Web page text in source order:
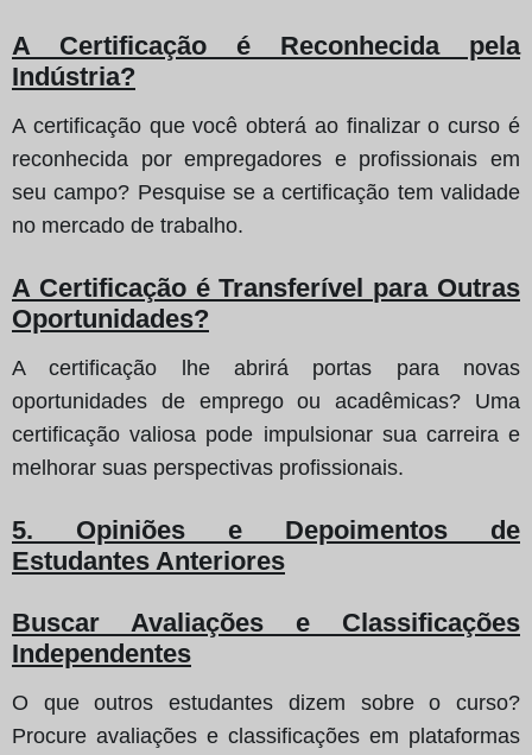
A Certificação é Reconhecida pela
Indústria?
A certificação que você obterá ao finalizar o curso é
reconhecida por empregadores e profissionais em
seu campo? Pesquise se a certificação tem validade
no mercado de trabalho.
A Certificação é Transferível para Outras
Oportunidades?
A certificação lhe abrirá portas para novas
oportunidades de emprego ou acadêmicas? Uma
certificação valiosa pode impulsionar sua carreira e
melhorar suas perspectivas profissionais.
5. Opiniões e Depoimentos de
Estudantes Anteriores
Buscar Avaliações e Classificações
Independentes
O que outros estudantes dizem sobre o curso?
Procure avaliações e classificações em plataformas